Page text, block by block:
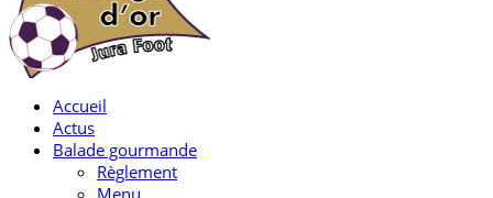
Accueil
Actus
Balade gourmande
Règlement
Menu